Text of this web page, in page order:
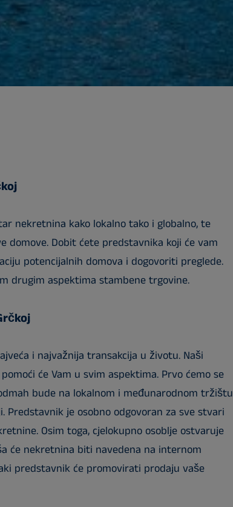
nekretnina kako lokalno tako i globalno, te
domove. Dobit ćete predstavnika koji će vam
potencijalnih domova i dogovoriti preglede.
drugim aspektima stambene trgovine.
i najvažnija transakcija u životu. Naši
će Vam u svim aspektima. Prvo ćemo se
bude na lokalnom i međunarodnom tržištu
Predstavnik je osobno odgovoran za sve stvari
Osim toga, cjelokupno osoblje ostvaruje
će nekretnina biti navedena na internom
predstavnik će promovirati prodaju vaše